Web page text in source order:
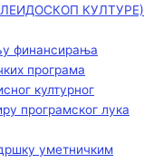
КУЛТУРЕ)
финансирања
програма
културног
програмског лука
уметничким